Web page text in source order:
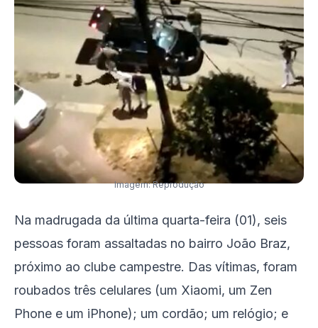
Imagem: Reprodução
Na madrugada da última quarta-feira (01), seis
pessoas foram assaltadas no bairro João Braz,
próximo ao clube campestre. Das vítimas, foram
roubados três celulares (um Xiaomi, um Zen
Phone e um iPhone); um cordão; um relógio; e